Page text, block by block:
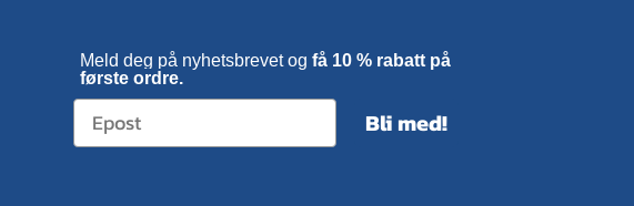
Meld deg på nyhetsbrevet og få 10 % rabatt på
første ordre.
Bli med!